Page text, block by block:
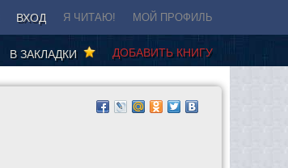
ВХОД Я ЧИТАЮ! МОЙ ПРОФИЛЬ
ДОБАВИТЬ КНИГУ
В ЗАКЛАДКИ